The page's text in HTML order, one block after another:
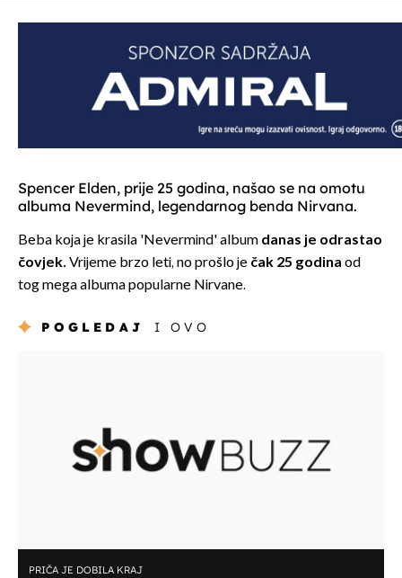
Spencer Elden, prije 25 godina, našao se na omotu
albuma Nevermind, legendarnog benda Nirvana.
Beba koja je krasila 'Nevermind' album danas je odrastao
čovjek. Vrijeme brzo leti, no prošlo je čak 25 godina od
tog mega albuma popularne Nirvane.
POGLEDAJ I OVO
PRIČA JE DOBILA KRAJ